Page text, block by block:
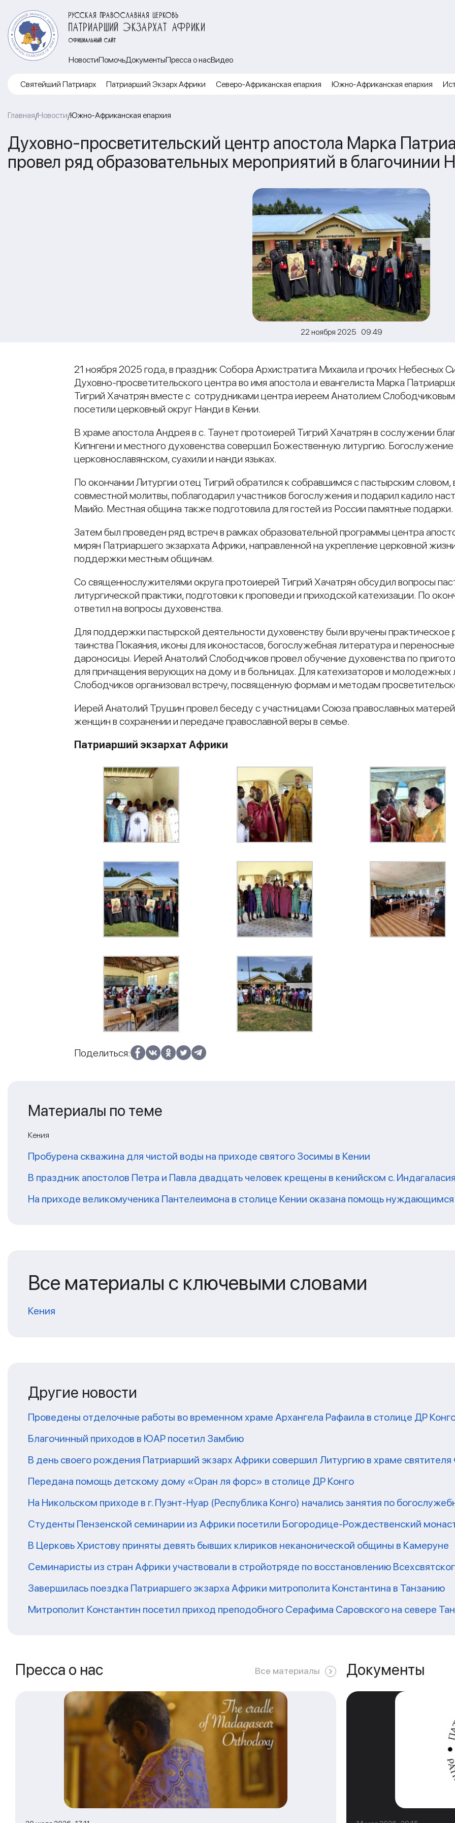
РУССКАЯ ПРАВОСЛАВНАЯ ЦЕРКОВЬ
ПАТРИАРШИЙ ЭКЗАРХАТ АФРИКИ
ОФИЦИАЛЬНЫЙ САЙТ
НовостиПомочьДокументыПресса о насВидео
Cвятейший Патриарх Патриарший Экзарх Африки Северо-Африканская епархия Южно-Африканская епархия
Главная/Новости/Южно-Африканская епархия
Духовно-просветительский центр апостола Марка
провел ряд образовательных мероприятий в благочинии
22 ноября 2025 09:49
21 ноября 2025 года, в праздник Собора Архистратига Михаила и прочих Небесных
Духовно-просветительского центра во имя апостола и евангелиста Марка
Тигрий Хачатрян вместе с сотрудниками центра иереем Анатолием
посетили церковный округ Нанди в Кении.
В храме апостола Андрея в с. Таунет протоиерей Тигрий Хачатрян в сослужении
Кипнгени и местного духовенства совершил Божественную литургию.
церковнославянском, суахили и нанди языках.
По окончании Литургии отец Тигрий обратился к собравшимся с пастырским
совместной молитвы, поблагодарил участников богослужения и подарил кадило
Маийо. Местная община также подготовила для гостей из России памятные подарки.
Затем был проведен ряд встреч в рамках образовательной программы центра
мирян Патриаршего экзархата Африки, направленной на укрепление церковной
поддержки местным общинам.
Со священнослужителями округа протоиерей Тигрий Хачатрян обсудил вопросы
литургической практики, подготовки к проповеди и приходской катехизации. По
ответил на вопросы духовенства.
Для поддержки пастырской деятельности духовенству были вручены
таинства Покаяния, иконы для иконостасов, богослужебная литература и
дароносицы. Иерей Анатолий Слободчиков провел обучение духовенства по
для причащения верующих на дому и в больницах. Для катехизаторов и
Слободчиков организовал встречу, посвященную формам и методам
Иерей Анатолий Трушин провел беседу с участницами Союза православных
женщин в сохранении и передаче православной веры в семье.
Патриарший экзархат Африки
Поделиться:
Материалы по теме
Кения
Пробурена скважина для чистой воды на приходе святого Зосимы в Кении
В праздник апостолов Петра и Павла двадцать человек крещены в кенийском с.
На приходе великомученика Пантелеимона в столице Кении оказана помощь нуждающимся
Все материалы с ключевыми словами
Кения
Другие новости
Проведены отделочные работы во временном храме Архангела Рафаила в столице ДР
Благочинный приходов в ЮАР посетил Замбию
В день своего рождения Патриарший экзарх Африки совершил Литургию в храме
Передана помощь детскому дому «Оран ля форс» в столице ДР Конго
На Никольском приходе в г. Пуэнт-Нуар (Республика Конго) начались занятия по
Студенты Пензенской семинарии из Африки посетили Богородице-Рождественский
В Церковь Христову приняты девять бывших клириков неканонической общины в Камеруне
Семинаристы из стран Африки участвовали в стройотряде по восстановлению
Завершилась поездка Патриаршего экзарха Африки митрополита Константина в Танзанию
Митрополит Константин посетил приход преподобного Серафима Саровского на севере
Пресса о нас Все материалы Документы